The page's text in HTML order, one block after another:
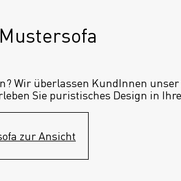
Wir überlassen KundInnen unser
Sie puristisches Design in
zur Ansicht